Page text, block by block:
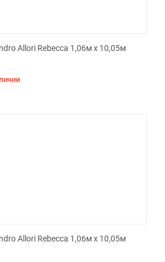
Allori Rebecca 1,06м х 10,05м
Allori Rebecca 1,06м х 10,05м